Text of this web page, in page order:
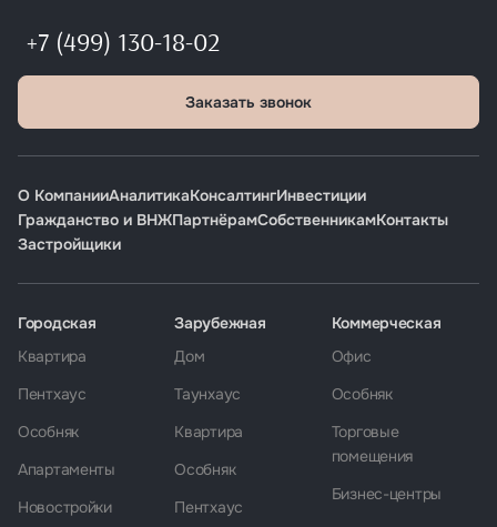
+7 (499) 130-18-02
Заказать звонок
О КомпанииАналитикаКонсалтингИнвестиции
Гражданство и ВНЖПартнёрамСобственникамКонтакты
Застройщики
Городская
Квартира
Пентхаус
Особняк
Апартаменты
Новостройки
Зарубежная
Дом
Таунхаус
Квартира
Особняк
Пентхаус
Коммерческая
Офис
Особняк
Торговые
помещения
Бизнес-центры